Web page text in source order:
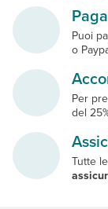
Puoi
o
Per
del
Tutte